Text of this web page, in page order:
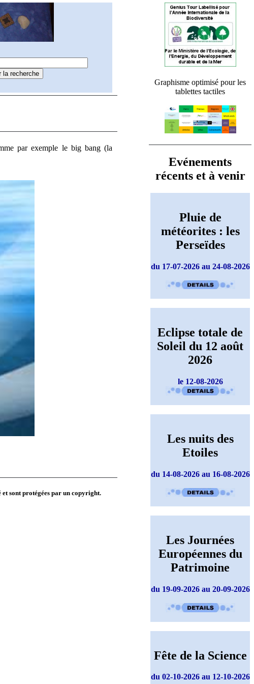
par exemple le big bang (la
Graphisme optimisé pour les
tablettes tactiles
Evénements
récents et à venir
Pluie de
météorites : les
Perseïdes
du 17-07-2026 au 24-08-2026
Eclipse totale de
Soleil du 12 août
2026
le 12-08-2026
Les nuits des
Etoiles
du 14-08-2026 au 16-08-2026
Les Journées
Européennes du
Patrimoine
du 19-09-2026 au 20-09-2026
Fête de la Science
du 02-10-2026 au 12-10-2026
et sont protégées par un copyright.